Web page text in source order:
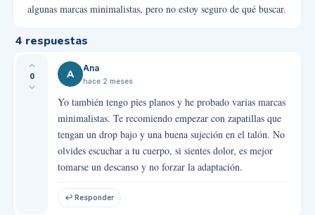
algunas marcas minimalistas, pero no estoy seguro de qué buscar.
4 respuestas
0 A Ana
hace 2 meses
Yo también tengo pies planos y he probado varias marcas
minimalistas. Te recomiendo empezar con zapatillas que
tengan un drop bajo y una buena sujeción en el talón. No
olvides escuchar a tu cuerpo, si sientes dolor, es mejor
tomarse un descanso y no forzar la adaptación.
↩ Responder